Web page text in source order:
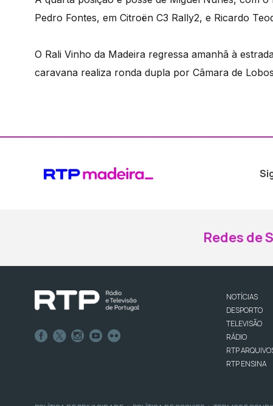
Pedro Fontes, em Citroën C3 Rally2, e Ricardo
O Rali Vinho da Madeira regressa amanhã à
caravana realiza ronda dupla por Câmara de
Redes de
NOTÍCIAS
DESPORTO
TELEVISÃO
RÁDIO
RTP
RTP ENSINA